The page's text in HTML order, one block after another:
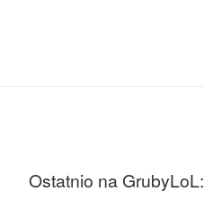
Ostatnio na GrubyLoL: